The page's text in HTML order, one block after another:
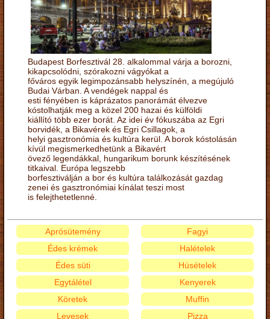
Budapest Borfesztivál 28. alkalommal várja a borozni,
kikapcsolódni, szórakozni vágyókat a
főváros egyik legimpozánsabb helyszínén, a megújuló
Budai Várban. A vendégek nappal és
esti fényében is káprázatos panorámát élvezve
kóstolhatják meg a közel 200 hazai és külföldi
kiállító több ezer borát. Az idei év fókuszába az Egri
borvidék, a Bikavérek és Egri Csillagok, a
helyi gasztronómia és kultúra kerül. A borok kóstolásán
kívül megismerkedhetünk a Bikavért
övező legendákkal, hungarikum borunk készítésének
titkaival. Európa legszebb
borfesztiválján a bor és kultúra találkozását gazdag
zenei és gasztronómiai kínálat teszi most
is felejthetetlenné.
Aprósütemény
Édes krémek
Édes süti
Egytálétel
Fagyi
Halételek
Húsételek
Kenyerek
Köretek
Levesek
Muffin
Pizza